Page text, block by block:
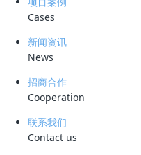
Cases
新闻资讯
News
招商合作
Cooperation
联系我们
Contact us